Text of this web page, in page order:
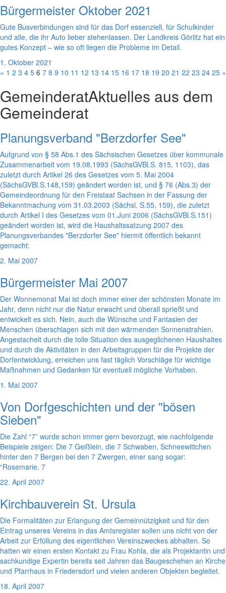
Bürgermeister Oktober 2021
Gute Busverbindungen sind für das Dorf essenziell, für Schulkinder
und alle, die ihr Auto lieber stehenlassen. Der Landkreis Görlitz hat ein
gutes Konzept – wie so oft liegen die Probleme im Detail.
1. Oktober 2021
« 1 2 3 4 5 6 7 8 9 10 11 12 13 14 15 16 17 18 19 20 21 22 23 24 25 »
GemeinderatAktuelles aus dem
Gemeinderat
Planungsverband "Berzdorfer See"
Aufgrund von § 58 Abs.1 des Sächsischen Gesetzes über kommunale
Zusammenarbeit vom 19.08.1993 (SächsGVBl.S. 815, 1103), das
zuletzt durch Artikel 26 des Gesetzes vom 5. Mai 2004
(SächsGVBl.S.148,159) geändert worden ist, und § 76 (Abs.3) der
Gemeindeordnung für den Freistaat Sachsen in der Fassung der
Bekanntmachung vom 31.03.2003 (Sächsl. S.55, 159), die zuletzt
durch Artikel I des Gesetzes vom 01.Juni 2006 (SächsGVBl.S.151)
geändert worden ist, wird die Haushaltssatzung 2007 des
Planungsverbandes "Berzdorfer See" hiermit öffentlich bekannt
gemacht:
2. Mai 2007
Bürgermeister Mai 2007
Der Wonnemonat Mai ist doch immer einer der schönsten Monate im
Jahr, denn nicht nur die Natur erwacht und überall sprießt und
entwickelt es sich. Nein, auch die Wünsche und Fantasien der
Menschen überschlagen sich mit den wärmenden Sonnenstrahlen.
Angestachelt durch die tolle Situation des ausgeglichenen Haushaltes
und durch die Aktivitäten in den Arbeitsgruppen für die Projekte der
Dorfentwicklung, erreichen uns fast täglich Vorschläge für wichtige
Maßnahmen und Gedanken für eventuell mögliche Vorhaben.
1. Mai 2007
Von Dorfgeschichten und der "bösen
Sieben"
Die Zahl “7” wurde schon immer gern bevorzugt, wie nachfolgende
Beispiele zeigen: Die 7 Geißlein, die 7 Schwaben, Schneewittchen
hinter den 7 Bergen bei den 7 Zwergen, einer sang sogar:
“Rosemarie, 7
22. April 2007
Kirchbauverein St. Ursula
Die Formalitäten zur Erlangung der Gemeinnützigkeit und für den
Eintrag unseres Vereins in das Amtsregister sollen uns nicht von der
Arbeit zur Erfüllung des eigentlichen Vereinszweckes abhalten. So
hatten wir einen ersten Kontakt zu Frau Kohla, die als Projektantin und
sachkundige Expertin bereits seit Jahren das Baugeschehen an Kirche
und Pfarrhaus in Friedersdorf und vielen anderen Objekten begleitet.
18. April 2007